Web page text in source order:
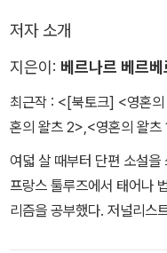
현은 이거야. 거짓들은 진실
고 요구받게 될 거야. 그러
은 악이 되고, 악은 선이 되
종 목표로서의 자기 파괴가,
란의로큰롤이 한바탕 벌어
저자 소개
지은이: 베르나르 베르베
최근작 : <[북토크] <영혼의
혼의 왈츠 2>,<영혼의 왈츠
여덟 살 때부터 단편 소설
프랑스 툴루즈에서 태어나
리즘을 공부했다. 저널리스